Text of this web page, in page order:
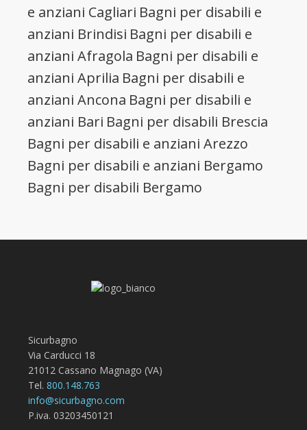
e anziani Cagliari Bagni per disabili e
anziani Brindisi Bagni per disabili e
anziani Afragola Bagni per disabili e
anziani Aprilia Bagni per disabili e
anziani Ancona Bagni per disabili e
anziani Bari Bagni per disabili Brescia
Bagni per disabili e anziani Arezzo
Bagni per disabili e anziani Bergamo
Bagni per disabili Bergamo
Sicurbagno
Via Carducci 18
21012 Cassano Magnago (VA)
Tel. 800.148.763
info@sicurbagno.com
P.iva. 03203450121